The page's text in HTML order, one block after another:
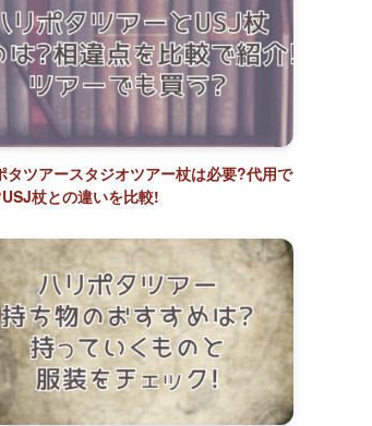
タツアースタジオツアー杖は必要?代用で
杖との違いを比較!